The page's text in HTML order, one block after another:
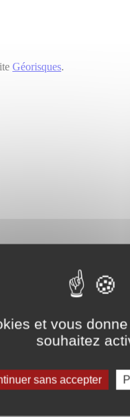
et vous
souhaitez
sans accepter
Géorisques.
recontacter.*